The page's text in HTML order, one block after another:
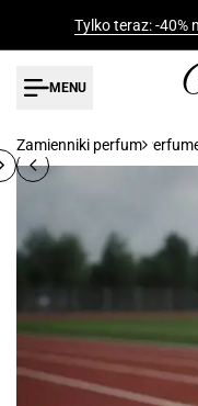
Tylko teraz: -40%
MENU
Zamienniki perfum
Perfumetki